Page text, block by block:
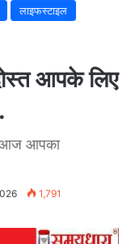
लाइफस्टाइल
आपके लिए
आज आपका
1,791